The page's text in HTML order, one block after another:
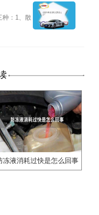
种：1、散
冻液消耗过快是怎么回事